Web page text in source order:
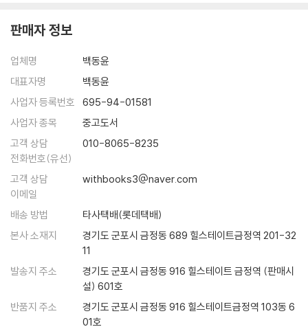
인가! --- p.77
적절한 때에 말을 하는 것은 아주 중요하다. 니콜이 학교에서 돌아오면 나
는 막 문에 들어선 아이와 마주 앉아서 우리가 정리해야 할 문제들을 놓고
이야기를 하곤 했다. 그런데 나는 딸아이가 어떤 상태인지, 내 이야기를 받
아들일 만한 상태인지 아닌지 제대로 파악하지 못한 경우가 많았다.…… 하
스스로 마음을 열고 그날 학교에서 무슨 일이 있었고 어떠했다고 말해주곤
했다. 이렇게 아이가 언제 자기의 감정을 나눌지 결정하는 것은 아이가 스
스로 적당하다고 느끼는 시간이지 나의 시간은 아니었다. --- p.88
연주 중간의 잠깐의 쉼, 춤 속에서의 고요, 그림 속의 여백, 글 속에서 말해
지지 않은 감정, 이 모든 것이 겉으로 표현된 것만큼이나 중요하다. 부모로
서의 삶에도 역시 이런 여백이 있다. 바로 우리가 가족과 함께 있을 때이다.
아이가 난로 곁에서 크레용으로 그림을 그리는 동안 우리는 책을 읽는다.
이따금씩 우리는 몇 마디 이야기를 주고받는다. 바로 그 순간이 중요하다.
그 순간은 우리가 실제로 뭔가를 함께 하지는 않지만, 그냥 함께 존재하는
시간이다. 어쩌면 그러한 단순한 시간이 가장 심오한 의미가 있는 순간일
날마다 밥 짓는 일이 괴로운 주부라면 이 책의 7장 ‘양육: 사랑으로 음식 만
탁에서, 음식의 맛과 향을 즐기며 주의 깊게 먹는 일이 아이와 자신에게 주
는 특별한 사랑임을 깨닫게 될 것이다. 물론 저자도 음식을 만들거나 재료
를 준비하는 데 드는 시간을 아끼고 싶은 유혹에 빠질 때가 있다고 하면서,
“그런데 이렇게 시간을 아껴서 그 시간에 무얼 하려는 걸까, 사랑하는 사람
을 위해 맛있고 훌륭한 음식을 만드는 일보다 더 창조적이고 즐겁고 중요
한 일이 대체 무엇이겠냐”고 반문한다.
또한 저자는 대부분의 사람들이 하찮고 보잘것없는 일, 가능한 한 빨리 해
치워야 진짜 삶으로 돌아갈 수 있다고 여기는 집안일을 다른 각도에서 바
라보는 법을 알려준다. 즉 집안일을 수단으로 여기지 않고 그 자체를 목적
이다. 특히 불행하다고 느끼고 화가 나고 혼란스러울 때, 청소하기는 그 순
간에 집중하게 하여 불쾌한 마음 상태에서 벗어날 수 있다면서, 아주 힘들
었던 어느 날 설거지를 하면서 밝은 마음을 되찾았던 일화를 들려준다.
저자는 가정주부로서의 삶만이 아니라 남편과의 이혼 후 직장일까지 겸해
야 하는 상황에 놓인다. 집안일과 직장 생활, 이혼과 혼자서 아이를 키우는
경험까지 담겨 있어 비슷한 환경에 놓인 여성들에게는 더더욱 울림이 큰
메시지가 될 것이다.
씬 더 소중하고 아름답고 풍요롭게 변할 것이다.”
“나는 이 책에서 아주 평화로운 마음으로 아이를 키우고 집안일을 할 수 있
는 방법을 배웠다. 가족 한 사람 한 사람이 훨씬 만족스러운 생활을 만들어
- inanna (아마존 독자)
판매자 정보
업체명
백동윤
대표자명
백동윤
사업자 등록번호
695-94-01581
사업자 종목
중고도서
고객 상담
전화번호(유선)
010-8065-8235
고객 상담
이메일
withbooks3@naver.com
배송 방법
타사택배(롯데택배)
본사 소재지
경기도 군포시 금정동 689 힐스테이트금정역 201-32
11
발송지 주소
경기도 군포시 금정동 916 힐스테이트 금정역 (판매시
설) 601호
반품지 주소
경기도 군포시 금정동 916 힐스테이트금정역 103동 6
01호